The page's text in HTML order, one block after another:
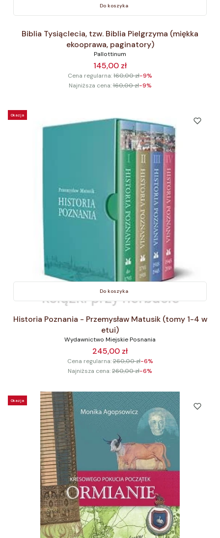
Do koszyka
Biblia Tysiąclecia, tzw. Biblia Pielgrzyma (miękka
ekooprawa, paginatory)
Pallottinum
145,00 zł
Cena regularna:160,00 zł-9%
Najniższa cena:160,00 zł-9%
Okazja
Do koszyka
Historia Poznania - Przemysław Matusik (tomy 1-4 w
etui)
Wydawnictwo Miejskie Posnania
245,00 zł
Cena regularna:260,00 zł-6%
Najniższa cena:260,00 zł-6%
Okazja